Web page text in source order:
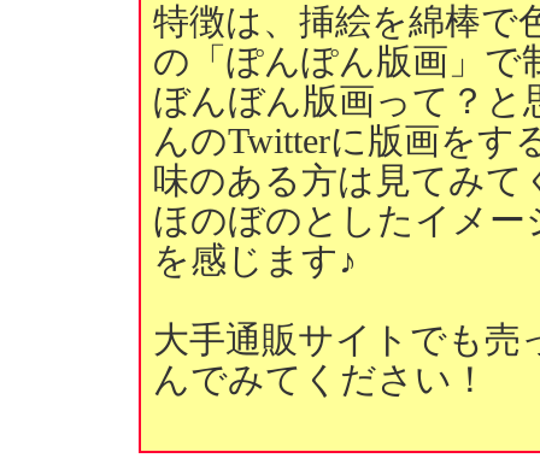
特徴は、挿絵を綿棒で
の「ぽんぽん版画」で
ぼんぼん版画って？と
んのTwitterに版画をす
味のある方は見てみて
ほのぼのとしたイメ
を感じます♪
大手通販サイトでも
んでみてください！